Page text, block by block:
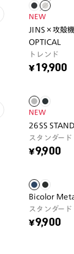
NEW
JINS×攻殻
OPTICAL
トレンド
¥19,900
NEW
26SS
スタンダード
¥9,900
Bicolor
スタンダード
¥9,900